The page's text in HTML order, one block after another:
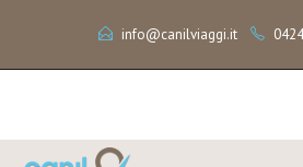
info@canilviaggi.it